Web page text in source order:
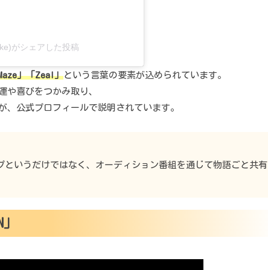
がシェアした投稿
」「Zeal」という言葉の要素が込められています。
や喜びをつかみ取り、
公式プロフィールで説明されています。
というだけではなく、オーディション番組を通じて物語ごと共有